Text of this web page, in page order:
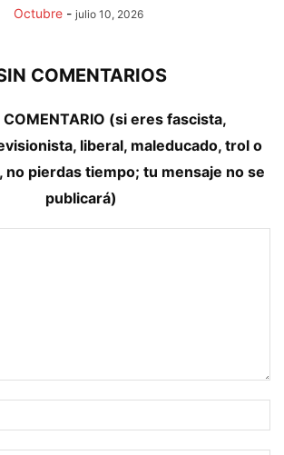
Octubre - julio 10, 2026
COMENTARIOS
COMENTARIO (si eres fascista,
liberal, maleducado, trol o
pierdas tiempo; tu mensaje no se
publicará)